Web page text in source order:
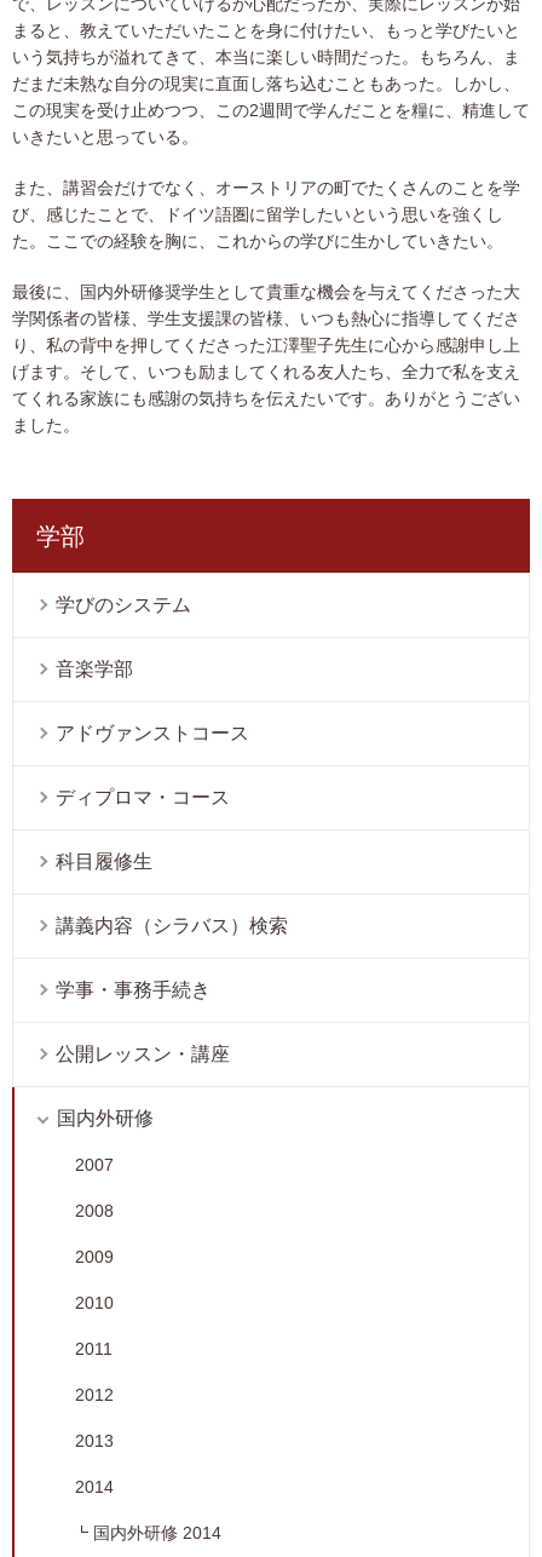
まると、教えていただいたことを身に付けたい、もっと学びたいと
いう気持ちが溢れてきて、本当に楽しい時間だった。もちろん、ま
だまだ未熟な自分の現実に直面し落ち込むこともあった。しかし、
この現実を受け止めつつ、この2週間で学んだことを糧に、精進して
いきたいと思っている。
また、講習会だけでなく、オーストリアの町でたくさんのことを学
び、感じたことで、ドイツ語圏に留学したいという思いを強くし
た。ここでの経験を胸に、これからの学びに生かしていきたい。
最後に、国内外研修奨学生として貴重な機会を与えてくださった大
学関係者の皆様、学生支援課の皆様、いつも熱心に指導してくださ
り、私の背中を押してくださった江澤聖子先生に心から感謝申し上
げます。そして、いつも励ましてくれる友人たち、全力で私を支え
てくれる家族にも感謝の気持ちを伝えたいです。ありがとうござい
ました。
学部
学びのシステム
音楽学部
アドヴァンストコース
ディプロマ・コース
科目履修生
講義内容（シラバス）検索
学事・事務手続き
公開レッスン・講座
国内外研修
2007
2008
2009
2010
2011
2012
2013
2014
国内外研修 2014